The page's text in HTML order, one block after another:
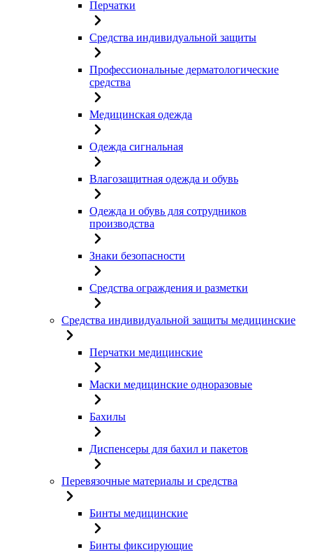
Перчатки
Средства индивидуальной защиты
Профессиональные дерматологические
средства
Медицинская одежда
Одежда сигнальная
Влагозащитная одежда и обувь
Одежда и обувь для сотрудников
производства
Знаки безопасности
Средства ограждения и разметки
Средства индивидуальной защиты медицинские
Перчатки медицинские
Маски медицинские одноразовые
Бахилы
Диспенсеры для бахил и пакетов
Перевязочные материалы и средства
Бинты медицинские
Бинты фиксирующие